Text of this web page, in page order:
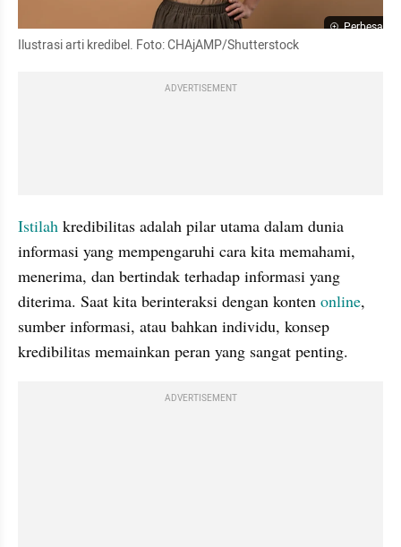
Perbesar
Ilustrasi arti kredibel. Foto: CHAjAMP/Shutterstock
ADVERTISEMENT
Istilah kredibilitas adalah pilar utama dalam dunia
informasi yang mempengaruhi cara kita memahami,
menerima, dan bertindak terhadap informasi yang
diterima. Saat kita berinteraksi dengan konten online,
sumber informasi, atau bahkan individu, konsep
kredibilitas memainkan peran yang sangat penting.
ADVERTISEMENT